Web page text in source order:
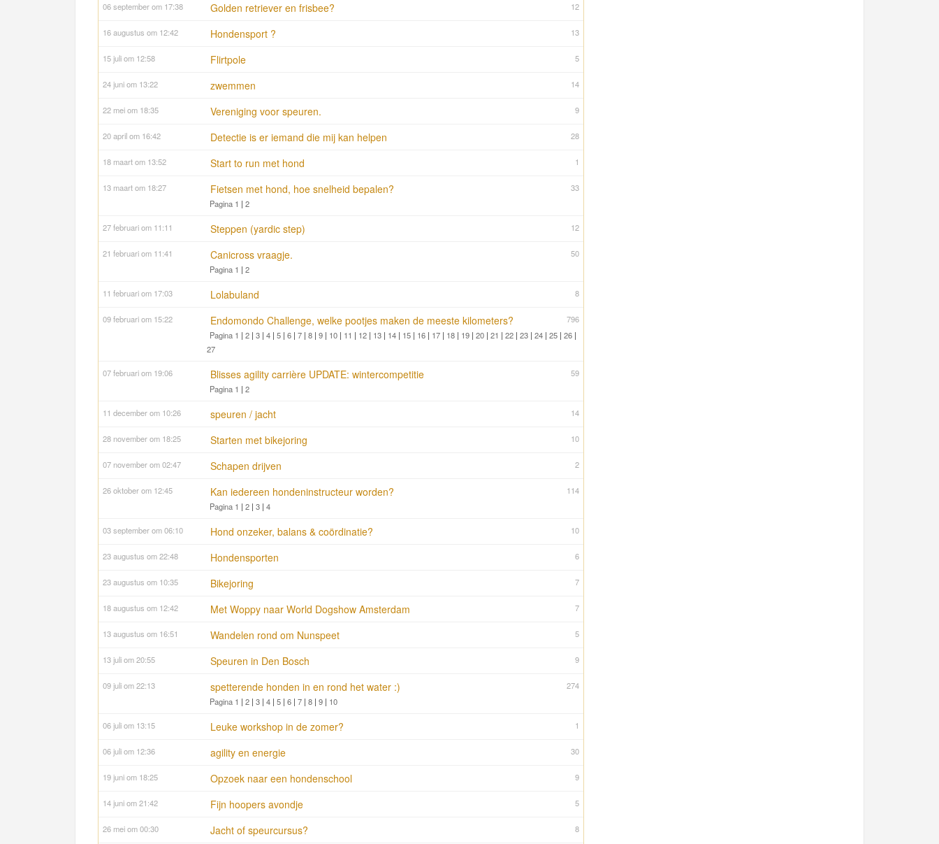
12
06 september om 17:38 Golden retriever en frisbee?
13
16 augustus om 12:42 Hondensport ?
5
15 juli om 12:58 Flirtpole
14
24 juni om 13:22 zwemmen
9
22 mei om 18:35 Vereniging voor speuren.
28
20 april om 16:42 Detectie is er iemand die mij kan helpen
1
18 maart om 13:52 Start to run met hond
33
13 maart om 18:27 Fietsen met hond, hoe snelheid bepalen?
Pagina 1 | 2
12
27 februari om 11:11 Steppen (yardic step)
50
21 februari om 11:41 Canicross vraagje.
Pagina 1 | 2
8
11 februari om 17:03 Lolabuland
796
09 februari om 15:22 Endomondo Challenge, welke pootjes maken de meeste kilometers?
Pagina 1 | 2 | 3 | 4 | 5 | 6 | 7 | 8 | 9 | 10 | 11 | 12 | 13 | 14 | 15 | 16 | 17 | 18 | 19 | 20 | 21 | 22 | 23 | 24 | 25 | 26 |
27
59
07 februari om 19:06 Blisses agility carrière UPDATE: wintercompetitie
Pagina 1 | 2
14
11 december om 10:26 speuren / jacht
10
28 november om 18:25 Starten met bikejoring
2
07 november om 02:47 Schapen drijven
114
26 oktober om 12:45 Kan iedereen hondeninstructeur worden?
Pagina 1 | 2 | 3 | 4
10
03 september om 06:10 Hond onzeker, balans & coördinatie?
6
23 augustus om 22:48 Hondensporten
7
23 augustus om 10:35 Bikejoring
7
18 augustus om 12:42 Met Woppy naar World Dogshow Amsterdam
5
13 augustus om 16:51 Wandelen rond om Nunspeet
9
13 juli om 20:55 Speuren in Den Bosch
274
09 juli om 22:13 spetterende honden in en rond het water :)
Pagina 1 | 2 | 3 | 4 | 5 | 6 | 7 | 8 | 9 | 10
1
06 juli om 13:15 Leuke workshop in de zomer?
30
06 juli om 12:36 agility en energie
9
19 juni om 18:25 Opzoek naar een hondenschool
5
14 juni om 21:42 Fijn hoopers avondje
8
26 mei om 00:30 Jacht of speurcursus?